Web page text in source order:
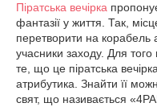
Піратська вечірка
фантазії у життя. Так,
перетворити на корабель
учасники заходу. Для
те, що це піратська
атрибутика. Знайти її
свят, що називається